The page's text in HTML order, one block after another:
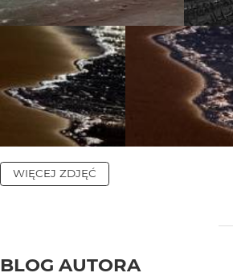
WIĘCEJ ZDJĘĆ
BLOG AUTORA